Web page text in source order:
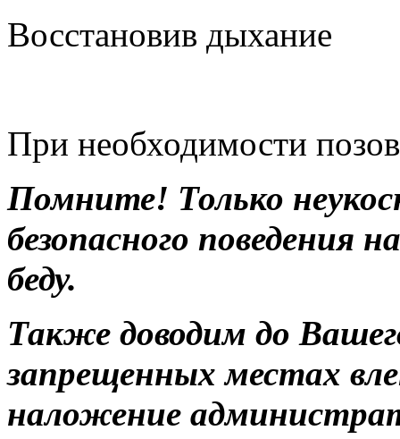
Восстановив дыхание
При необходимости
Помните! Только
безопасного поведения
беду.
Также доводим до
запрещенных местах
наложение